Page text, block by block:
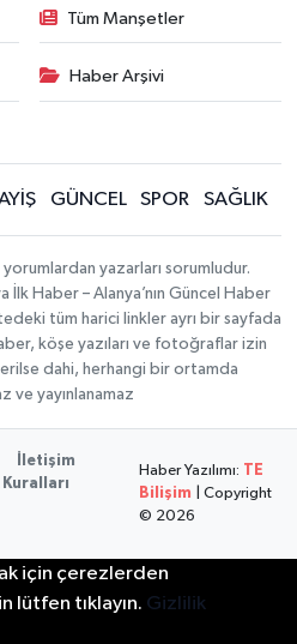
Tüm Manşetler
Haber Arşivi
GÜNCEL SPOR SAĞLIK
yazarları sorumludur.
İlk Haber – Alanya’nın Güncel Haber
tüm harici linkler ayrı bir sayfada
köşe yazıları ve fotoğraflar izin
dahi, herhangi bir ortamda
ve yayınlanamaz
İletişim
Haber Yazılımı:
TE
Bilişim | Copyright
© 2026
için çerezlerden
lütfen tıklayın. Gizlilik